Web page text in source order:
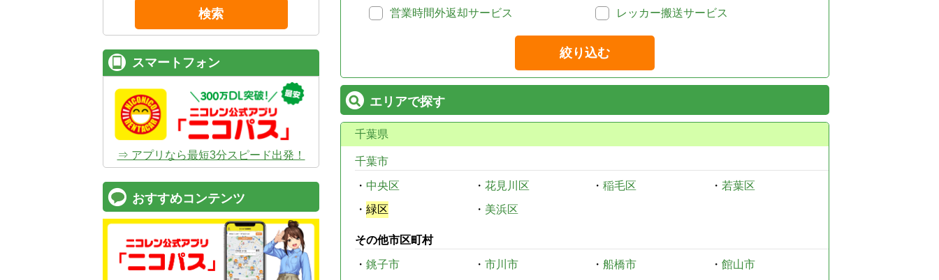
営業時間外返却サービス
レッカー搬送サービス
絞り込む
エリアで探す
千葉県
千葉市
・ 中央区 ・ 花見川区 ・ 稲毛区 ・ 若葉区
・ 緑区 ・ 美浜区
その他市区町村
・ 銚子市 ・ 市川市 ・ 船橋市 ・ 館山市
検索
スマートフォン
⇒ アプリなら最短3分スピード出発！
おすすめコンテンツ